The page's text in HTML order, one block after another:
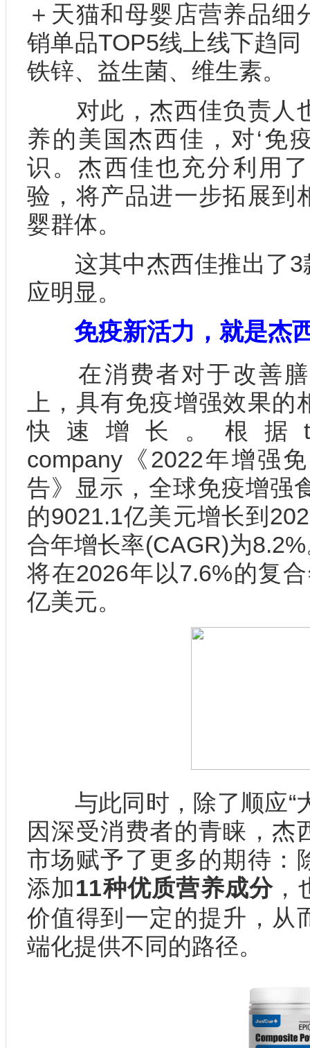
＋天猫和母婴店营养品
销单品TOP5线上线下趋
铁锌、益生菌、维生素。
对此，杰西佳负责人
养的美国杰西佳，对‘免
识。杰西佳也充分利用
验，将产品进一步拓展到
婴群体。
这其中杰西佳推出了3
应明显。
免疫新活力，就是杰
在消费者对于改善膳
上，具有免疫增强效果
快速增长。根据the
company《2022年增强
告》显示，全球免疫增强
的9021.1亿美元增长到
合年增长率(CAGR)为
将在2026年以7.6%的复
亿美元。
与此同时，除了顺应“
因深受消费者的青睐，杰
市场赋予了更多的期待：
添加11种优质营养成分
价值得到一定的提升，从
端化提供不同的路径。